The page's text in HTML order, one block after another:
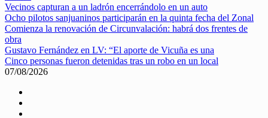
Vecinos capturan a un ladrón encerrándolo en un auto
Ocho pilotos sanjuaninos participarán en la quinta fecha del Zonal
Comienza la renovación de Circunvalación: habrá dos frentes de
obra
Gustavo Fernández en LV: “El aporte de Vicuña es una
Cinco personas fueron detenidas tras un robo en un local
07/08/2026